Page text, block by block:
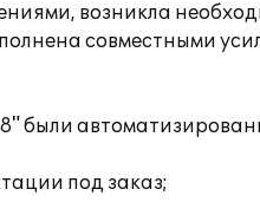
возникла
совместными
были
под заказ;